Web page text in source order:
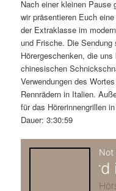
ä
r
e
n
n
d
ä
r
n
a
v
i
g
a
t
i
o
n
Nach einer kleinen Pause
wir präsentieren Euch
der Extraklasse im
und Frische. Die
Hörergeschenken, die
chinesischen
Verwendungen des
Rennrädern in Italien.
für das Hörerinnengrillen
Dauer: 3:30:59